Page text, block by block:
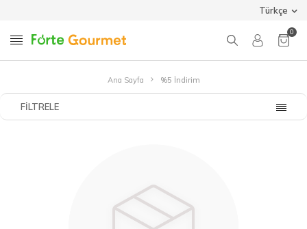
Türkçe
0
Ana Sayfa %5 İndirim
FILTRELE